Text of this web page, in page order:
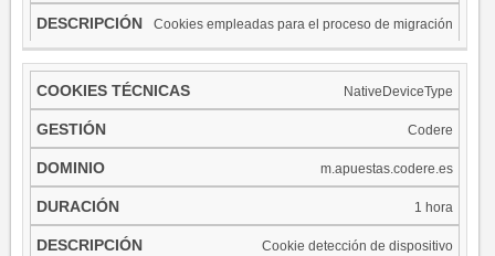
Cookies empleadas para el proceso de migración
NativeDeviceType
Codere
m.apuestas.codere.es
1 hora
Cookie detección de dispositivo